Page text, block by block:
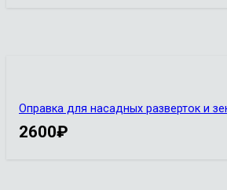
Оправка для насадных разверток и
2600₽